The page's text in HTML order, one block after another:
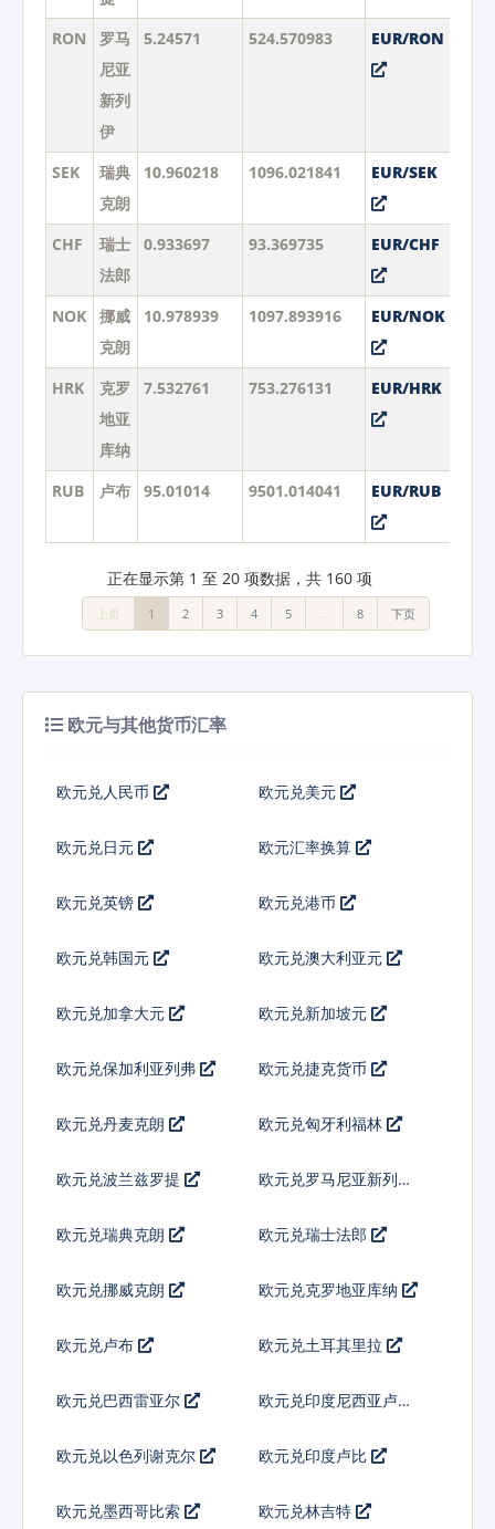
RON
罗马
尼亚
新列
伊
5.24571 524.570983 EUR/RON
SEK
瑞典
克朗
10.960218 1096.021841 EUR/SEK
CHF
瑞士
法郎
0.933697 93.369735 EUR/CHF
NOK
挪威
克朗
10.978939 1097.893916 EUR/NOK
HRK
克罗
地亚
库纳
7.532761 753.276131 EUR/HRK
RUB 卢布 95.01014 9501.014041 EUR/RUB
正在显示第 1 至 20 项数据，共 160 项
上页 1 2 3 4 5 8 下页
欧元与其他货币汇率
欧元兑人民币 欧元兑美元
欧元兑日元 欧元汇率换算
欧元兑英镑 欧元兑港币
欧元兑韩国元 欧元兑澳大利亚元
欧元兑加拿大元 欧元兑新加坡元
欧元兑保加利亚列弗 欧元兑捷克货币
欧元兑丹麦克朗 欧元兑匈牙利福林
欧元兑波兰兹罗提 欧元兑罗马尼亚新列伊
欧元兑瑞典克朗 欧元兑瑞士法郎
欧元兑挪威克朗 欧元兑克罗地亚库纳
欧元兑卢布 欧元兑土耳其里拉
欧元兑巴西雷亚尔 欧元兑印度尼西亚卢比
欧元兑以色列谢克尔 欧元兑印度卢比
欧元兑墨西哥比索 欧元兑林吉特